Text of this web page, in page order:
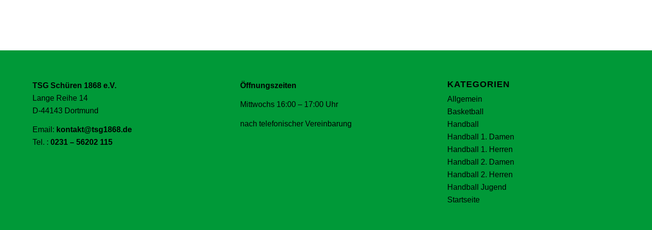
TSG Schüren 1868 e.V.
Lange Reihe 14
D-44143 Dortmund
Email: kontakt@tsg1868.de
Tel. : 0231 – 56202 115
Öffnungszeiten
Mittwochs 16:00 – 17:00 Uhr
nach telefonischer Vereinbarung
KATEGORIEN
Allgemein
Basketball
Handball
Handball 1. Damen
Handball 1. Herren
Handball 2. Damen
Handball 2. Herren
Handball Jugend
Startseite